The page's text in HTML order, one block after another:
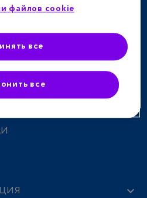
файлов cookie
все
все